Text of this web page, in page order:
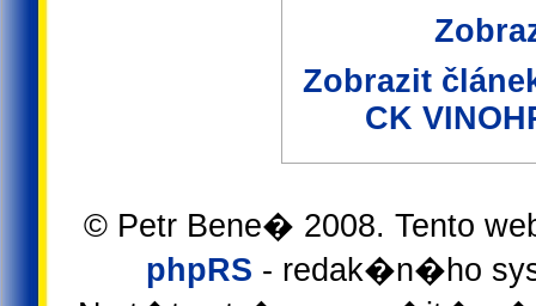
Zobrazit
CK
© Petr Bene� 2008. Tento
phpRS - redak�n�ho